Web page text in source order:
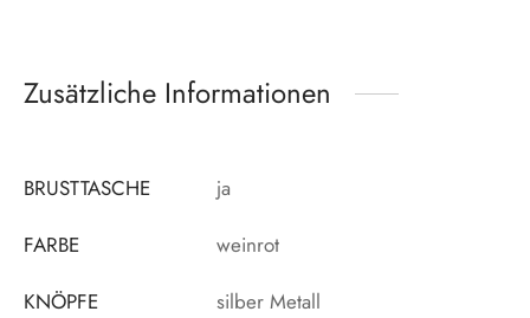
Zusätzliche Informationen
BRUSTTASCHE
ja
FARBE
weinrot
KNÖPFE
silber Metall